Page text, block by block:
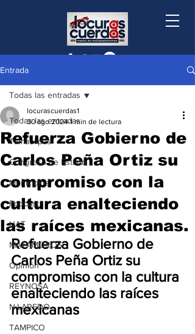
Entrada
Todas las entradas
Tamaulipas
Congreso de Estado
Municipios
Podcast
UAT
MATAMOROS
Opinión
REYNOSA
N.LAREDO
TAMPICO
Todas las entradas
Refuerza Gobierno de
Carlos Peña Ortiz su
compromiso con la
cultura enalteciendo
las raíces mexicanas.
locurascuerdas1
30 ago 2024 1 min de lectura
Refuerza Gobierno de
Carlos Peña Ortiz su
compromiso con la cultura
enalteciendo las raíces
mexicanas